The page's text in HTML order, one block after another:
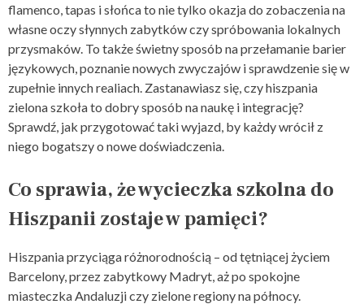
flamenco, tapas i słońca to nie tylko okazja do zobaczenia na
własne oczy słynnych zabytków czy spróbowania lokalnych
przysmaków. To także świetny sposób na przełamanie barier
językowych, poznanie nowych zwyczajów i sprawdzenie się w
zupełnie innych realiach. Zastanawiasz się, czy hiszpania
zielona szkoła to dobry sposób na naukę i integrację?
Sprawdź, jak przygotować taki wyjazd, by każdy wrócił z
niego bogatszy o nowe doświadczenia.
Co sprawia, że wycieczka szkolna do
Hiszpanii zostaje w pamięci?
Hiszpania przyciąga różnorodnością – od tętniącej życiem
Barcelony, przez zabytkowy Madryt, aż po spokojne
miasteczka Andaluzji czy zielone regiony na północy.